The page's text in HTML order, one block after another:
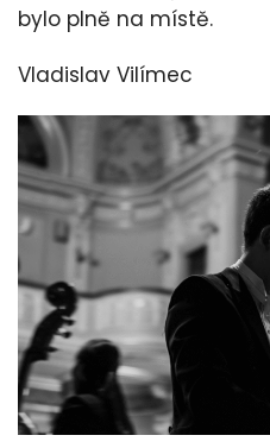
bylo plně na místě.
Vladislav Vilímec